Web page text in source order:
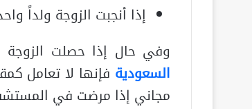
إذا أنجبت الزوجة ولداً
وفي حال إذا حصلت الزوجة
السعودية فإنها لا تعامل
مجاني إذا مرضت في